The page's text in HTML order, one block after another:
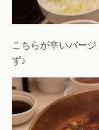
こちらが辛いバー
ず♪